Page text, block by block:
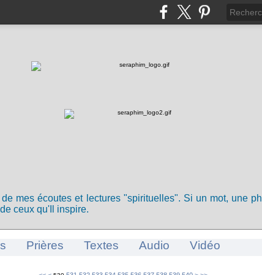
mes écoutes et lectures "spirituelles". Si un mot, une
ceux qu'Il inspire.
Prières Textes Audio Vidéo